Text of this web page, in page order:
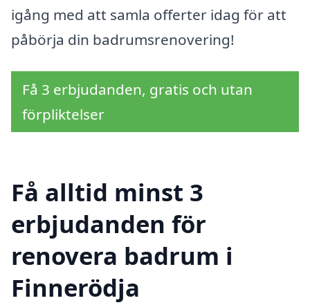
igång med att samla offerter idag för att
påbörja din badrumsrenovering!
Få 3 erbjudanden, gratis och utan
förpliktelser
Få alltid minst 3
erbjudanden för
renovera badrum i
Finnerödja